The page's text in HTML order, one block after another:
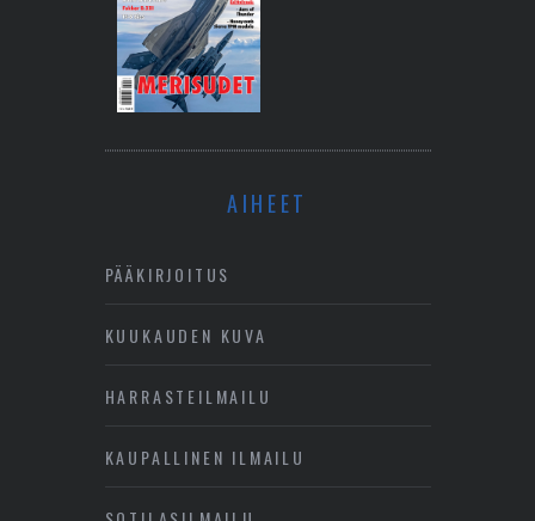
AIHEET
PÄÄKIRJOITUS
KUUKAUDEN KUVA
HARRASTEILMAILU
KAUPALLINEN ILMAILU